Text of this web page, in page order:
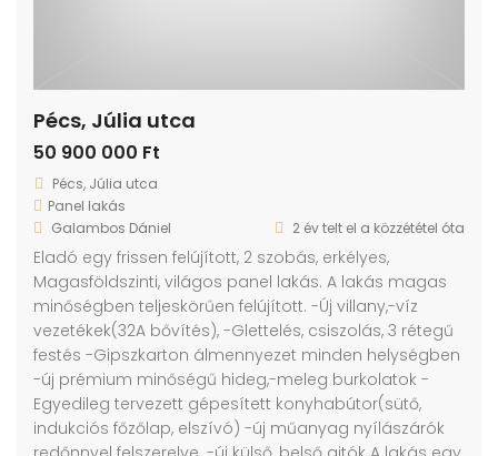
Pécs, Júlia utca
50 900 000 Ft
Pécs, Júlia utca
Panel lakás
Galambos Dániel
2 év telt el a közzététel óta
Eladó egy frissen felújított, 2 szobás, erkélyes,
Magasföldszinti, világos panel lakás. A lakás magas
minőségben teljeskörűen felújított. -Új villany,-víz
vezetékek(32A bővítés), -Glettelés, csiszolás, 3 rétegű
festés -Gipszkarton álmennyezet minden helységben
-új prémium minőségű hideg,-meleg burkolatok -
Egyedileg tervezett gépesített konyhabútor(sütő,
indukciós főzőlap, elszívó) -új műanyag nyílászárók